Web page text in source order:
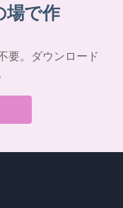
場で作
要。ダウンロード